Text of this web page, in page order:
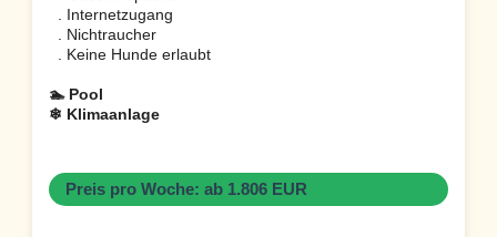
. Internetzugang
. Nichtraucher
. Keine Hunde erlaubt
🏊 Pool
❄ Klimaanlage
Preis pro Woche: ab 1.806 EUR